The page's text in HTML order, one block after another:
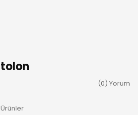
(0) Yorum